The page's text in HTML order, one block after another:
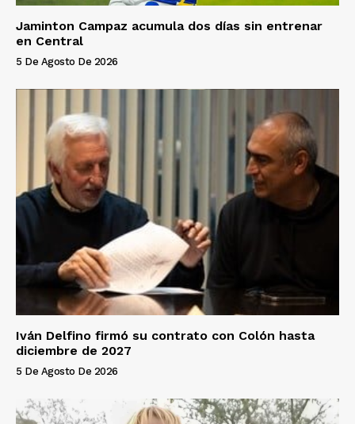
Jaminton Campaz acumula dos días sin entrenar
en Central
5 De Agosto De 2026
Iván Delfino firmó su contrato con Colón hasta
diciembre de 2027
5 De Agosto De 2026